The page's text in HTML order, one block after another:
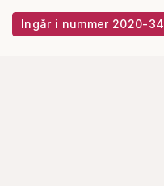
Ingår i nummer 2020-34